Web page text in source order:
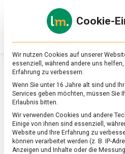
SCHLAGWORT:FRISCHKÄSE
Cookie-
Wir nutzen Cookies auf unserer
essenziell, während andere uns
Erfahrung zu verbessern.
Wenn Sie unter 16 Jahre alt sind und
Services geben möchten, müssen Sie
Erlaubnis bitten.
Wir verwenden Cookies und andere
Einige von ihnen sind essenziell,
Website und Ihre Erfahrung zu
können verarbeitet werden (z. B. IP-
Anzeigen und Inhalte oder die